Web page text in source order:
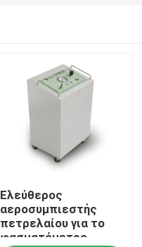
Ελεύθερος
αεροσυμπιεστής
πετρελαίου για το
φασματόμετρο